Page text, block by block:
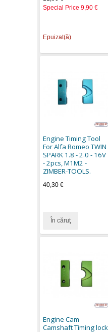
Special Price 9,90 €
Epuizat(ă)
Engine Timing Tool
For Alfa Romeo TWIN
SPARK 1.8 - 2.0 - 16V
- 2pcs, M1M2 -
ZIMBER-TOOLS.
40,30 €
În căruţ
Engine Cam
Camshaft Timing lock